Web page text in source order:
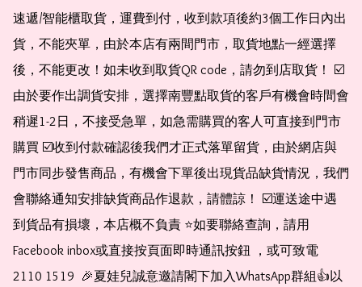
速遞/智能櫃取貨，運費到付，收到款項後約3個工作日內出
貨，不能夾單，由於本店有兩間門市，取貨地點一經選擇
後，不能更改！如未收到取貨QR code，請勿到店取貨！ ☑️
由於要作出調貨安排，選擇南豐點取貨的客戶有機會時間會
稍遲1-2日，不接受急單，如急需購買的客人可直接到門市
購買 ☑️收到付款確認後我們才正式落單留貨，由於網店與
門市同步發售商品，有機會下單後出現貨品缺貨情況，我們
會聯絡通知安排缺貨商品作退款，請體諒！ ☑️運送途中遇
到貨品有損壞，本店概不負責 ⭐️如要聯絡查詢，請用
Facebook inbox或直接按頁面即時通訊按鈕 ，或可致電
2110 1519  🎉夏娃兒誠意邀請閣下加入WhatsApp群組👍以